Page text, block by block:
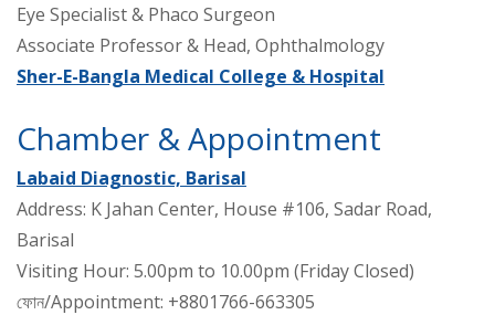
Eye Specialist & Phaco Surgeon
Associate Professor & Head, Ophthalmology
Sher-E-Bangla Medical College & Hospital
Chamber & Appointment
Labaid Diagnostic, Barisal
Address: K Jahan Center, House #106, Sadar Road,
Barisal
Visiting Hour: 5.00pm to 10.00pm (Friday Closed)
ফোন/Appointment: +8801766-663305